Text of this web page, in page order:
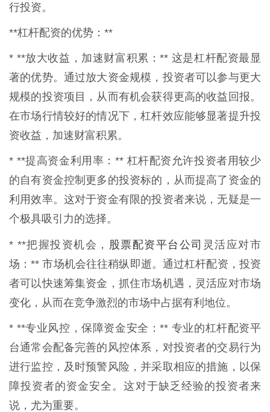
行投资。
**杠杆配资的优势：**
* **放大收益，加速财富积累：** 这是杠杆配资最显
著的优势。通过放大资金规模，投资者可以参与更大
规模的投资项目，从而有机会获得更高的收益回报。
在市场行情较好的情况下，杠杆效应能够显著提升投
资收益，加速财富积累。
* **提高资金利用率：** 杠杆配资允许投资者用较少
的自有资金控制更多的投资标的，从而提高了资金的
利用效率。这对于资金有限的投资者来说，无疑是一
个极具吸引力的选择。
* **把握投资机会， 股票配资平台公司 灵活应对市
场：** 市场机会往往稍纵即逝。通过杠杆配资，投资
者可以快速筹集资金，抓住市场机遇，灵活应对市场
变化，从而在竞争激烈的市场中占据有利地位。
* **专业风控，保障资金安全：** 专业的杠杆配资平
台通常会配备完善的风控体系，对投资者的交易行为
进行监控，及时预警风险，并采取相应的措施，以保
障投资者的资金安全。这对于缺乏经验的投资者来
说，尤为重要。